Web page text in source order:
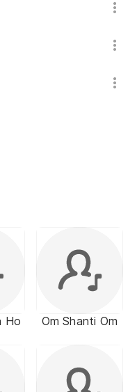
Ho Om Shanti Om